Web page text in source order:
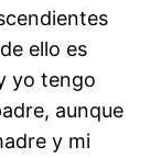
ello es
yo tengo
aunque
y mi